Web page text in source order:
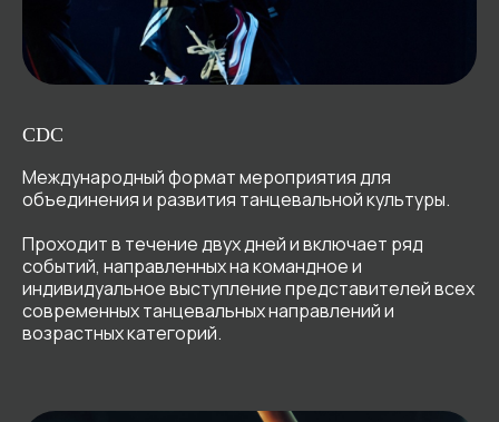
CDC
Международный формат мероприятия для
объединения и развития танцевальной культуры.
Проходит в течение двух дней и включает ряд
событий, направленных на командное и
индивидуальное выступление представителей всех
современных танцевальных направлений и
возрастных категорий.